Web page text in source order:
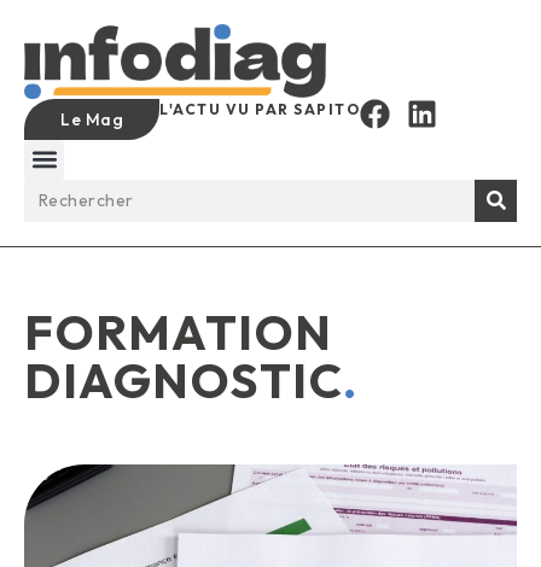
Le Mag L'ACTU VU PAR SAPITO
FORMATION
DIAGNOSTIC.